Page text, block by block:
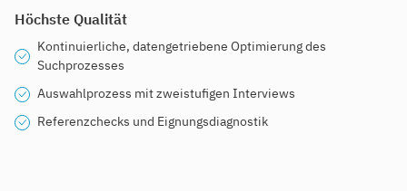
Höchste Qualität
Kontinuierliche, datengetriebene Optimierung des
Suchprozesses
Auswahlprozess mit zweistufigen Interviews
Referenzchecks und Eignungsdiagnostik